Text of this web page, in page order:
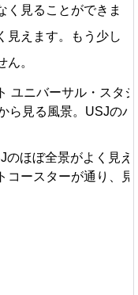
く見ることができま
見えます。もう少し
。
のほぼ全景がよく見え
コースターが通り、見